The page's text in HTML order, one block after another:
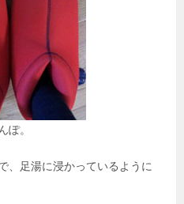
ぽ。
、足湯に浸かっているように